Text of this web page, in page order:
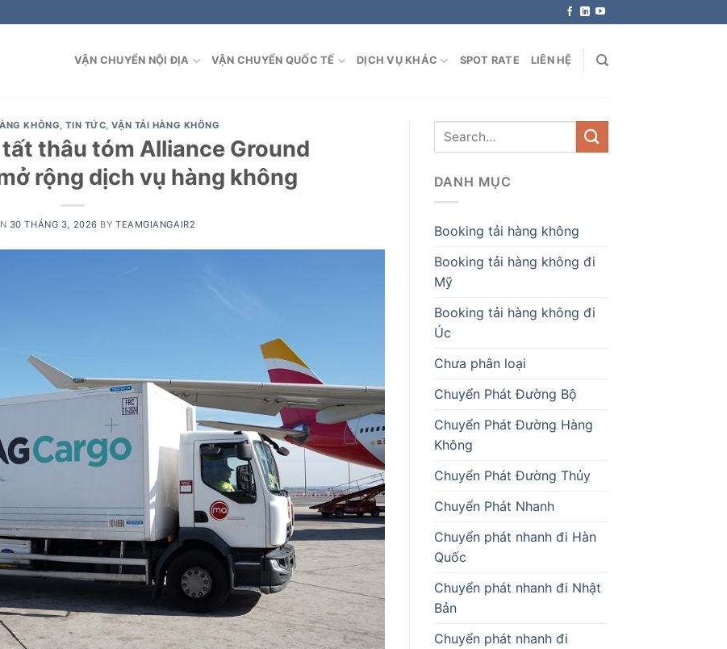
VẬN CHUYỂN NỘI ĐỊA VẬN CHUYỂN QUỐC TẾ DỊCH VỤ KHÁC SPOT RATE LIÊN HỆ
KHÔNG,TIN TỨC,VẬN TẢI HÀNG KHÔNG
thâu tóm Alliance Ground
rộng dịch vụ hàng không
30 THÁNG 3, 2026 BYTEAMGIANGAIR2
DANH MỤC
Booking tải hàng không
Booking tải hàng không đi
Mỹ
Booking tải hàng không đi
Úc
Chưa phân loại
Chuyển Phát Đường Bộ
Chuyển Phát Đường Hàng
Không
Chuyển Phát Đường Thủy
Chuyển Phát Nhanh
Chuyển phát nhanh đi Hàn
Quốc
Chuyển phát nhanh đi Nhật
Bản
Chuyển phát nhanh đi